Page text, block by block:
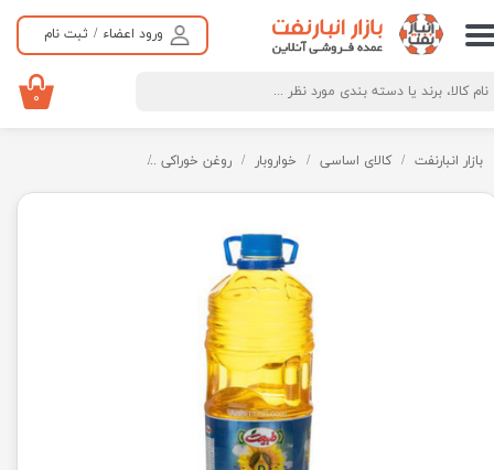
ورود اعضاء / ثبت نام
حساب کاربری من
تغییر گذر واژه
سفارشات
خروج از حساب کاربری
۰
بازار انبارنفت کالای اساسی خواروبار روغن خوراکی